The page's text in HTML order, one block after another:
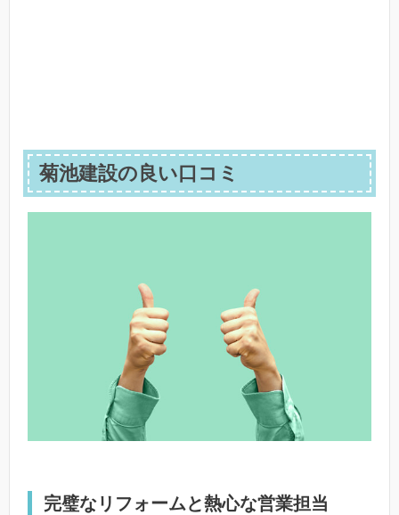
菊池建設の良い口コミ
完璧なリフォームと熱心な営業担当